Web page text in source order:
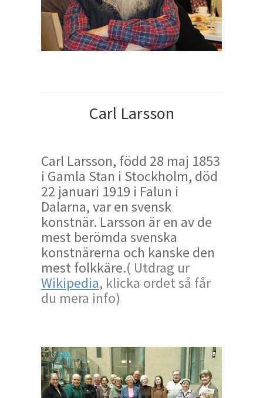
Carl Larsson
Carl Larsson, född 28 maj 1853
i Gamla Stan i Stockholm, död
22 januari 1919 i Falun i
Dalarna, var en svensk
konstnär. Larsson är en av de
mest berömda svenska
konstnärerna och kanske den
mest folkkäre.( Utdrag ur
Wikipedia, klicka ordet så får
du mera info)